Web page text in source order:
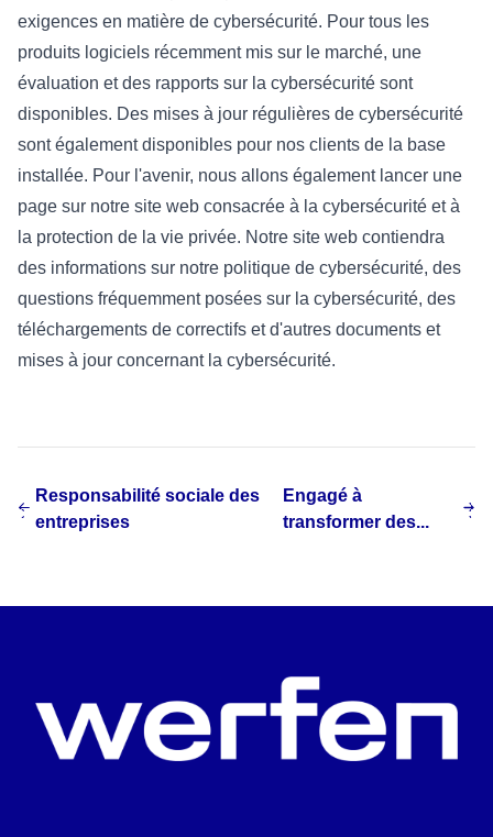
exigences en matière de cybersécurité. Pour tous les
produits logiciels récemment mis sur le marché, une
évaluation et des rapports sur la cybersécurité sont
disponibles. Des mises à jour régulières de cybersécurité
sont également disponibles pour nos clients de la base
installée. Pour l'avenir, nous allons également lancer une
page sur notre site web consacrée à la cybersécurité et à
la protection de la vie privée. Notre site web contiendra
des informations sur notre politique de cybersécurité, des
questions fréquemment posées sur la cybersécurité, des
téléchargements de correctifs et d'autres documents et
mises à jour concernant la cybersécurité.
Responsabilité sociale des
entreprises
Engagé à
transformer des...